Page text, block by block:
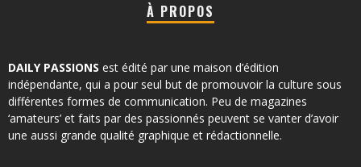
À PROPOS
DAILY PASSIONS est édité par une maison d’édition
indépendante, qui a pour seul but de promouvoir la culture sous
différentes formes de communication. Peu de magazines
‘amateurs’ et faits par des passionnés peuvent se vanter d’avoir
une aussi grande qualité graphique et rédactionnelle.